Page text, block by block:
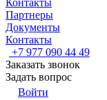
Контакты
Партнеры
Документы
Контакты
+7 977 090 44 49
Заказать звонок
Задать вопрос
Войти